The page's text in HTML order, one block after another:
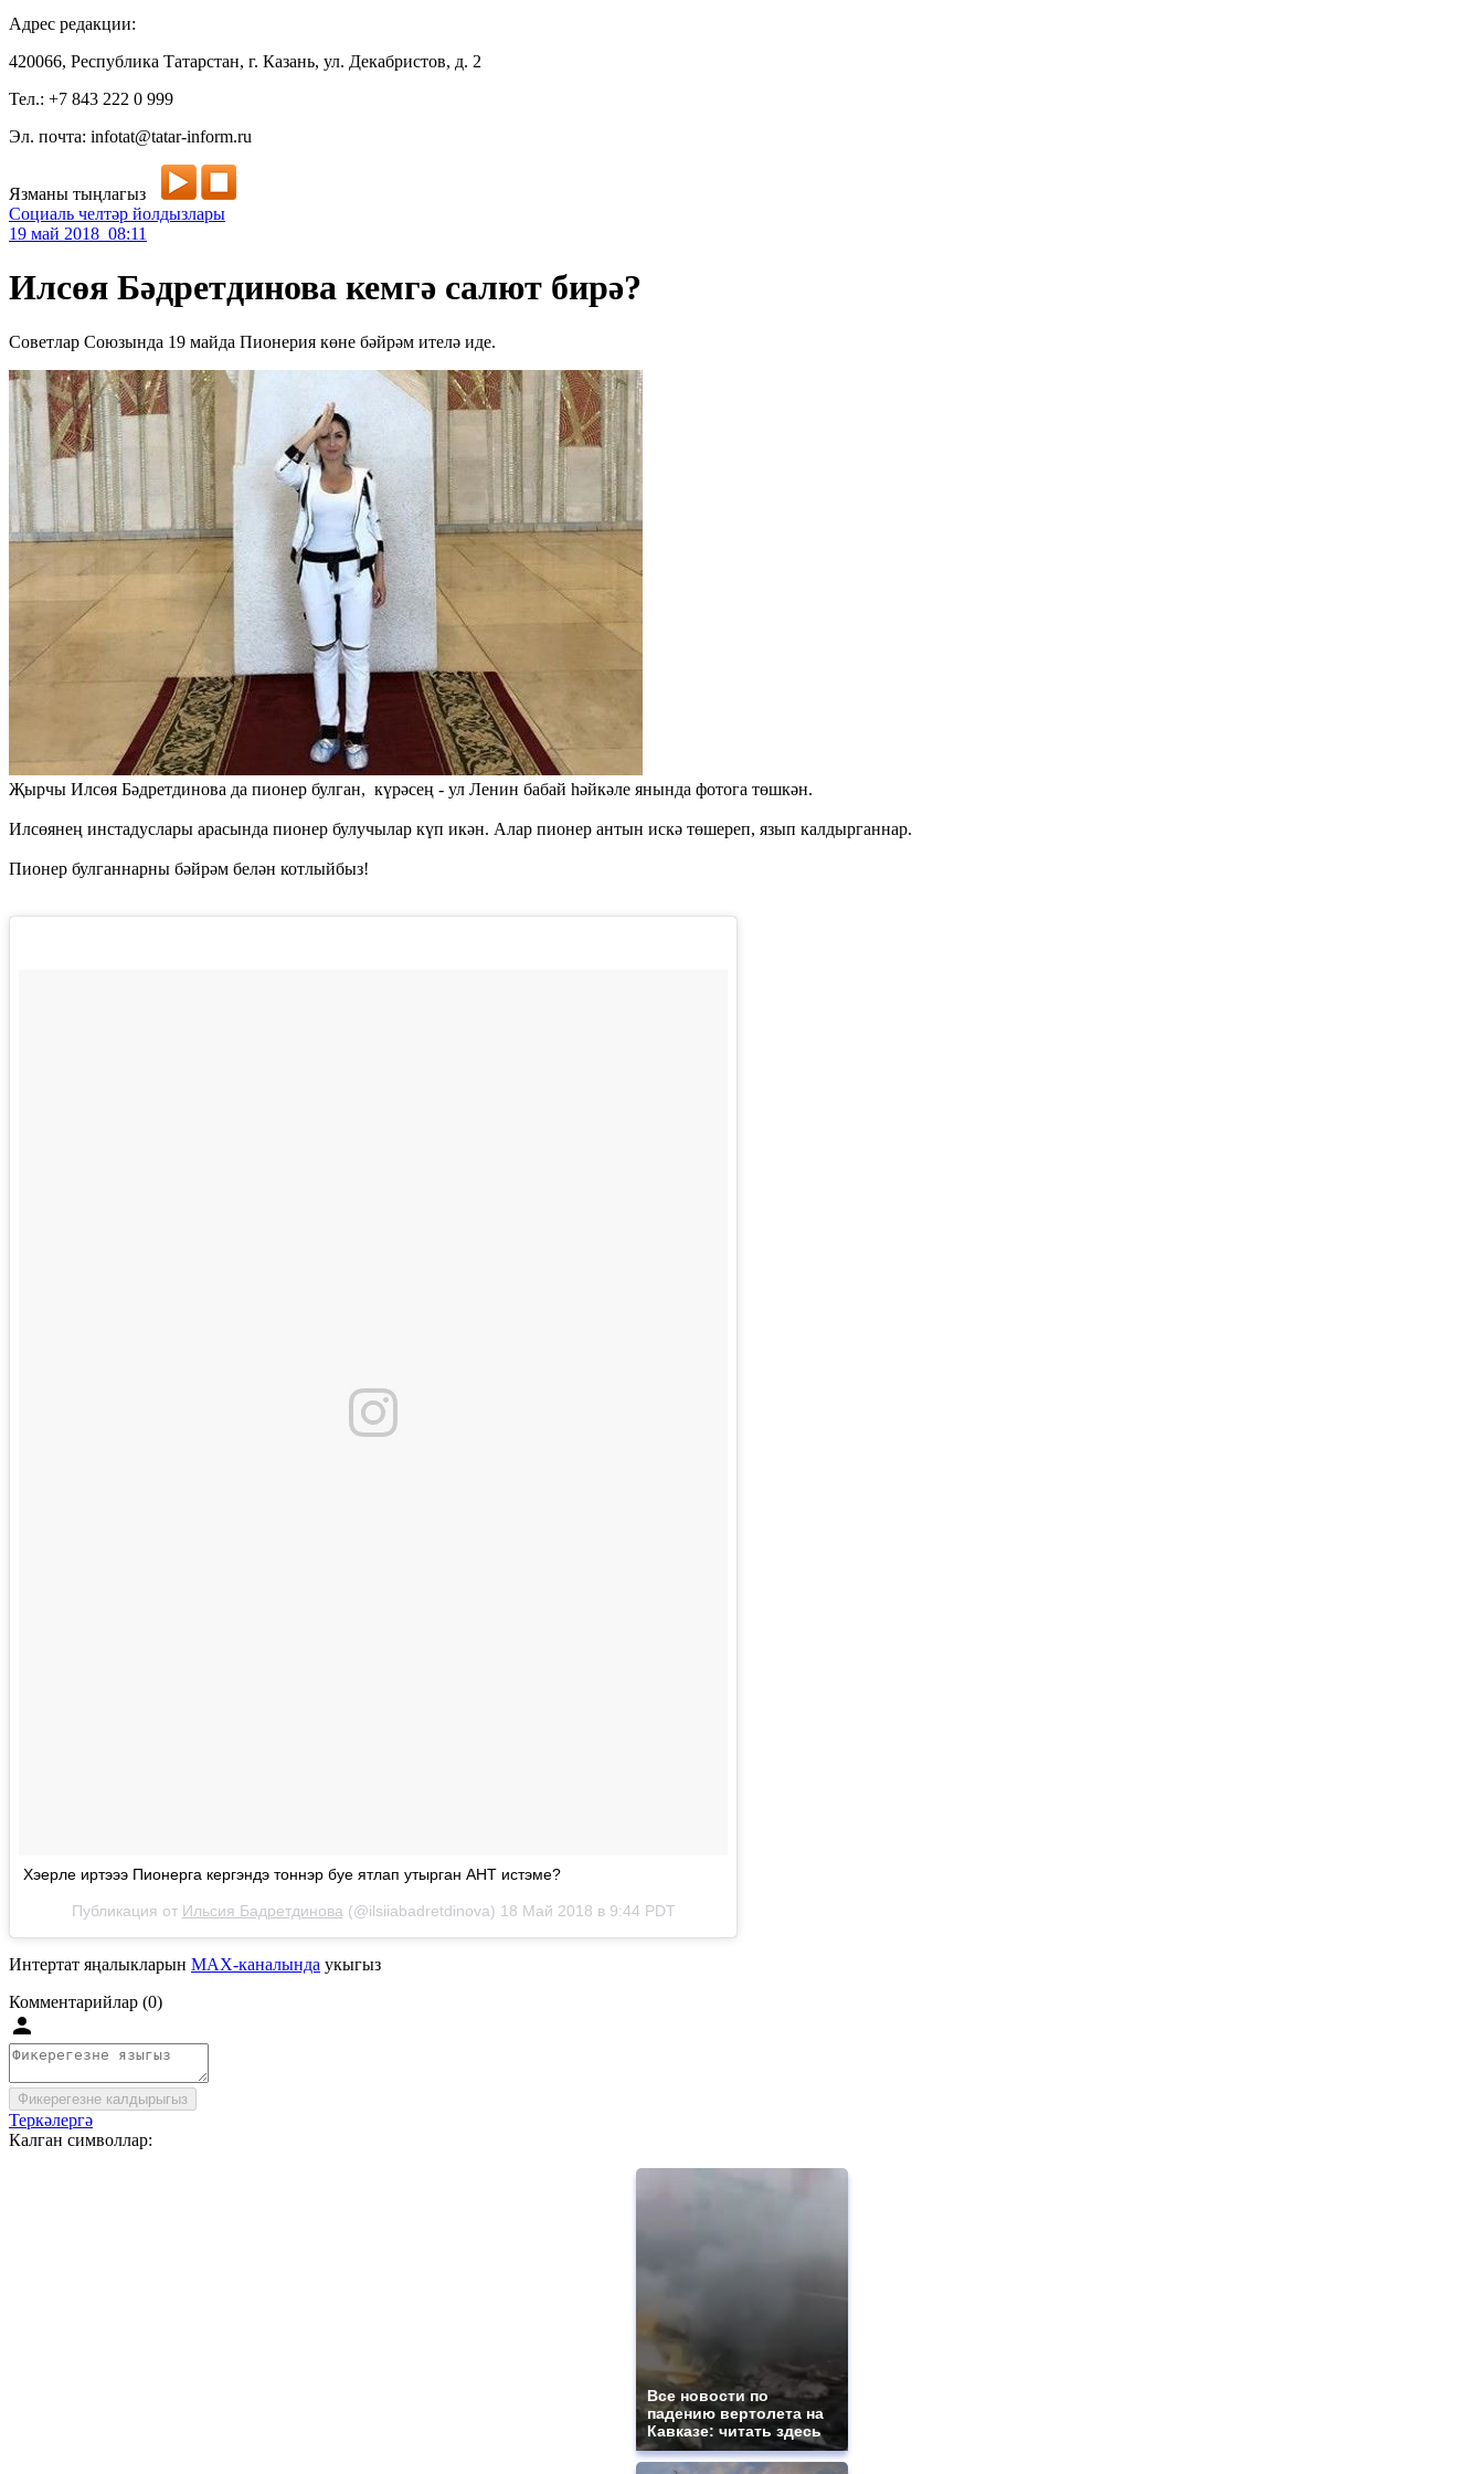
Адрес редакции:
420066, Республика Татарстан, г. Казань, ул. Декабристов, д. 2
Тел.: +7 843 222 0 999
Эл. почта: infotat@tatar-inform.ru
Язманы тыңлагыз
Социаль челтәр йолдызлары
19 май 2018 08:11
Илсөя Бәдретдинова кемгә салют бирә?
Советлар Союзында 19 майда Пионерия көне бәйрәм ителә иде.
Җырчы Илсөя Бәдретдинова да пионер булган, күрәсең - ул Ленин бабай һәйкәле янында фотога төшкән.
Илсөянең инстадуслары арасында пионер булучылар күп икән. Алар пионер антын искә төшереп, язып калдырганнар.
Пионер булганнарны бәйрәм белән котлыйбыз!
Хэерле иртэээ Пионерга кергэндэ тоннэр буе ятлап утырган АНТ истэме?
Публикация от Ильсия Бадретдинова(@ilsiiabadretdinova) 18 Май 2018 в 9:44 PDT
Интертат яңалыкларын MAX-каналында укыгыз
Комментарийлар (0)
Фикерегезне калдырыгыз
Теркәлергә
Калган символлар:
Все новости по
падению вертолета на
Кавказе: читать здесь